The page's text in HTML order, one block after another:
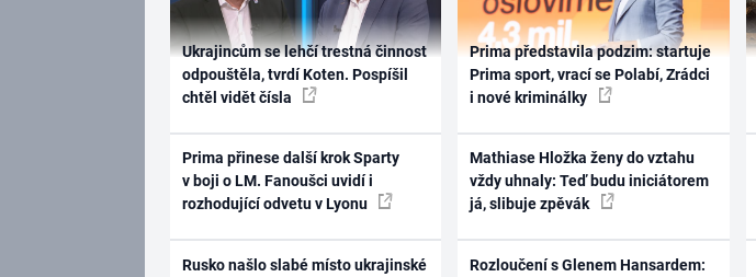
Ukrajincům se lehčí trestná činnost
odpouštěla, tvrdí Koten. Pospíšil
chtěl vidět čísla
Prima přinese další krok Sparty
v boji o LM. Fanoušci uvidí i
rozhodující odvetu v Lyonu
Rusko našlo slabé místo ukrajinské
Prima představila podzim: startuje
Prima sport, vrací se Polabí, Zrádci
i nové kriminálky
Mathiase Hložka ženy do vztahu
vždy uhnaly: Teď budu iniciátorem
já, slibuje zpěvák
Rozloučení s Glenem Hansardem: